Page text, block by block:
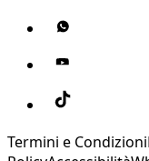
Termini e Condizioni